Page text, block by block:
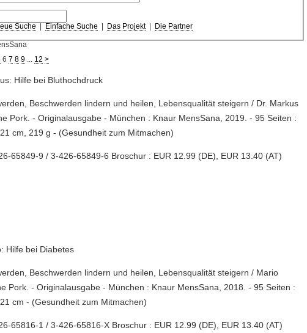
Suche Einfache Suche Das Projekt| Die Partner
6 7 8 9 12 >
Hilfe bei Bluthochdruck
Beschwerden lindern und heilen, Lebensqualität steigern / Dr. Markus
Pork. - Originalausgabe - München : Knaur MensSana, 2019. - 95 Seiten :
cm, 219 g - (Gesundheit zum Mitmachen)
65849-9 / 3-426-65849-6 Broschur : EUR 12.99 (DE), EUR 13.40 (AT)
Hilfe bei Diabetes
Beschwerden lindern und heilen, Lebensqualität steigern / Mario
Pork. - Originalausgabe - München : Knaur MensSana, 2018. - 95 Seiten :
cm - (Gesundheit zum Mitmachen)
65816-1 / 3-426-65816-X Broschur : EUR 12.99 (DE), EUR 13.40 (AT)